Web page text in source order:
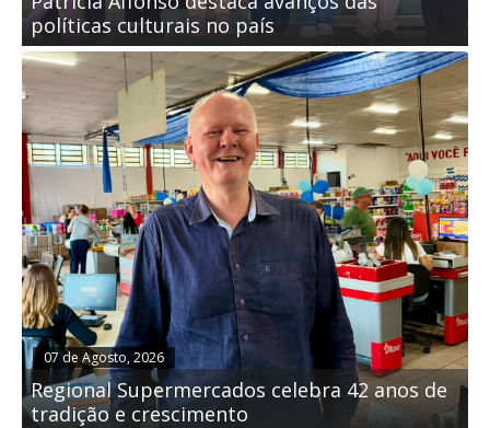
políticas culturais no país
07 de Agosto, 2026
Regional Supermercados celebra 42 anos de
tradição e crescimento